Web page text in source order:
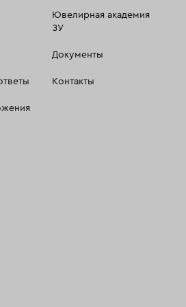
Ювелирная академия
ЗУ
Документы
Контакты